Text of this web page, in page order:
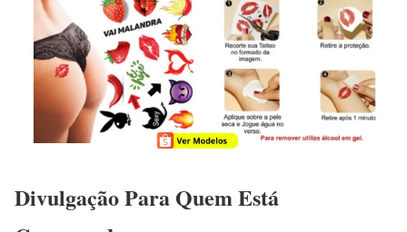
Divulgação Para Quem Está